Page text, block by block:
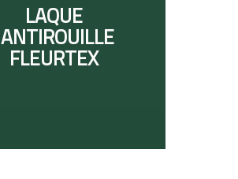
LAQUE
ANTIROUILLE
FLEURTEX